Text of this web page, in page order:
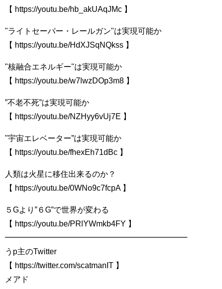
【 https://youtu.be/hb_akUAqJMc​​​​ 】
"ライトセーバー・レールガン"は実現可能か
【 https://youtu.be/HdXJSqNQkss​​​​ 】
"核融合エネルギー"は実現可能か
【 https://youtu.be/w7lwzDOp3m8​​​​ 】
”不老不死”は実現可能か
【 https://youtu.be/NZHyy6vUj7E​​​​ 】
"宇宙エレベーター”は実現可能か
【 https://youtu.be/fhexEh71dBc​​​​ 】
人類は火星に移住出来るのか？
【 https://youtu.be/0WNo9c7fcpA​​​​ 】
５Gより”６G”で世界が変わる
【 https://youtu.be/PRlYWmkb4FY​​​​ 】
━━━━━━━━━━━━━━━━━━━━━━━
うp主のTwitter
【 https://twitter.com/scatmanIT​​​​ 】
メアド